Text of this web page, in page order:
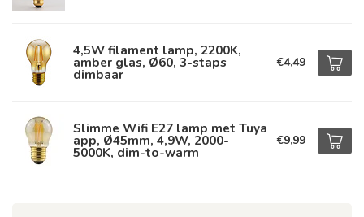
4,5W filament lamp, 2200K,
amber glas, Ø60, 3-staps
dimbaar
€4,49
Slimme Wifi E27 lamp met Tuya
app, Ø45mm, 4,9W, 2000-
5000K, dim-to-warm
€9,99